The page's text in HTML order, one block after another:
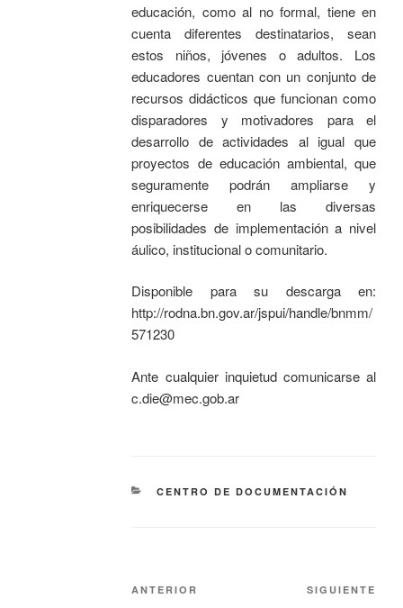
educación, como al no formal, tiene en
cuenta diferentes destinatarios, sean
estos niños, jóvenes o adultos. Los
educadores cuentan con un conjunto de
recursos didácticos que funcionan como
disparadores y motivadores para el
desarrollo de actividades al igual que
proyectos de educación ambiental, que
seguramente podrán ampliarse y
enriquecerse en las diversas
posibilidades de implementación a nivel
áulico, institucional o comunitario.
Disponible para su descarga en:
http://rodna.bn.gov.ar/jspui/handle/bnmm/
571230
Ante cualquier inquietud comunicarse al
c.die@mec.gob.ar
CENTRO DE DOCUMENTACIÓN
ANTERIOR SIGUIENTE